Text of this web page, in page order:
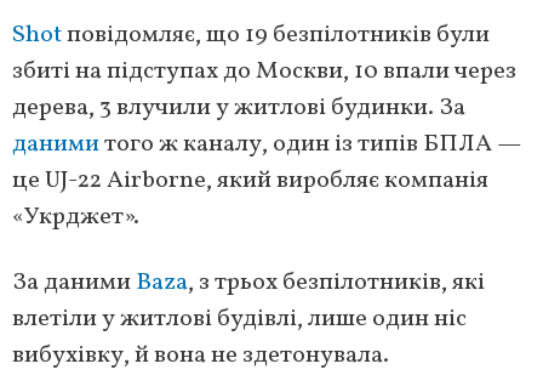
Shotповідомляє, що 19 безпілотників були
збиті на підступах до Москви, 10 впали через
дерева, 3 влучили у житлові будинки. За
данимитого ж каналу, один із типів БПЛА —
це UJ-22 Airborne, який виробляє компанія
«Укрджет».
За данимиBaza, з трьох безпілотників, які
влетіли у житлові будівлі, лише один ніс
вибухівку, й вона не здетонувала.